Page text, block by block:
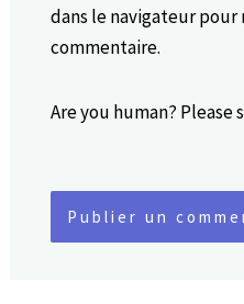
dans le navigateur pour
commentaire.
Are you human? Please